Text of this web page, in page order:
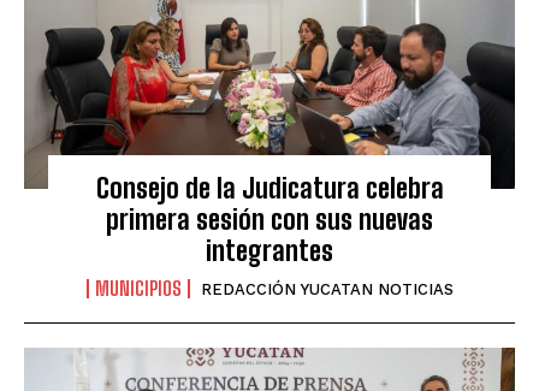
Consejo de la Judicatura celebra
primera sesión con sus nuevas
integrantes
MUNICIPIOS REDACCIÓN YUCATAN NOTICIAS